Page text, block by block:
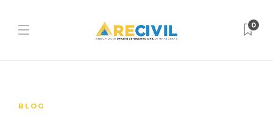
0
BLOG